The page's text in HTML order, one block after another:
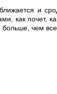
и
как почет,
чем